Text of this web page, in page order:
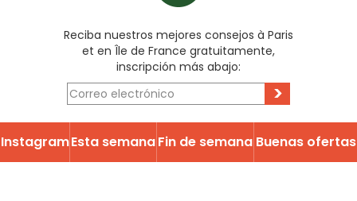
Reciba nuestros mejores consejos à Paris
et en Île de France gratuitamente,
inscripción más abajo:
>
InstagramEsta semanaFin de semana Buenas ofertas